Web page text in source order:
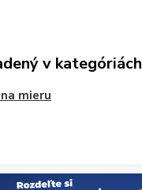
v kategóriách
mieru